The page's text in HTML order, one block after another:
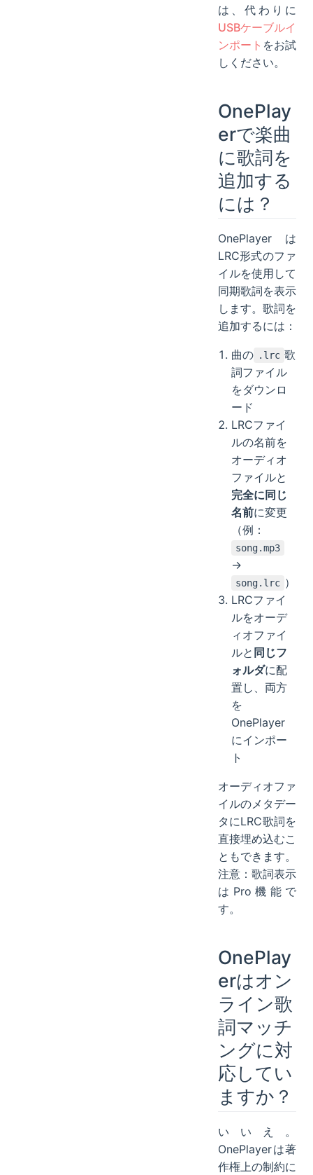
は、代わりに
USBケーブルイ
ンポート をお試
しください。
OnePlay
erで楽曲
に歌詞を
追加する
には？
OnePlayerは
LRC形式のファ
イルを使用して
同期歌詞を表示
します。歌詞を
追加するには：
曲の .lrc 歌
詞ファイル
をダウンロ
ード
LRCファイ
ルの名前を
オーディオ
ファイルと
完全に同じ
名前に変更
（例：
song.mp3
→
song.lrc ）
LRCファイ
ルをオーデ
ィオファイ
ルと 同じフ
ォルダに配
置し、両方
を
OnePlayer
にインポー
ト
オーディオファ
イルのメタデー
タにLRC歌詞を
直接埋め込むこ
ともできます。
注意：歌詞表示
はPro機能で
す。
OnePlay
erはオン
ライン歌
詞マッチ
ングに対
応してい
ますか？
いいえ。
OnePlayerは著
作権上の制約に